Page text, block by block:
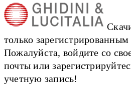
только зарегистрированным
Пожалуйста, войдите со
почты или
учетную запись!